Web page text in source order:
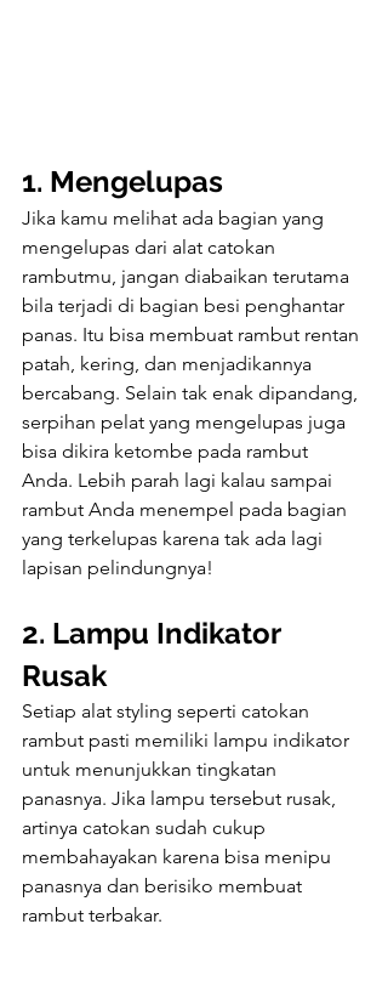
1. Mengelupas
Jika kamu melihat ada bagian yang
mengelupas dari alat catokan
rambutmu, jangan diabaikan terutama
bila terjadi di bagian besi penghantar
panas. Itu bisa membuat rambut rentan
patah, kering, dan menjadikannya
bercabang. Selain tak enak dipandang,
serpihan pelat yang mengelupas juga
bisa dikira ketombe pada rambut
Anda. Lebih parah lagi kalau sampai
rambut Anda menempel pada bagian
yang terkelupas karena tak ada lagi
lapisan pelindungnya!
2. Lampu Indikator
Rusak
Setiap alat styling seperti catokan
rambut pasti memiliki lampu indikator
untuk menunjukkan tingkatan
panasnya. Jika lampu tersebut rusak,
artinya catokan sudah cukup
membahayakan karena bisa menipu
panasnya dan berisiko membuat
rambut terbakar.